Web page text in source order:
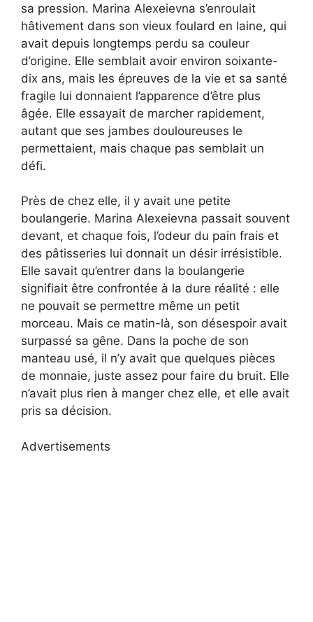
sa pression. Marina Alexeievna s’enroulait
hâtivement dans son vieux foulard en laine, qui
avait depuis longtemps perdu sa couleur
d’origine. Elle semblait avoir environ soixante-
dix ans, mais les épreuves de la vie et sa santé
fragile lui donnaient l’apparence d’être plus
âgée. Elle essayait de marcher rapidement,
autant que ses jambes douloureuses le
permettaient, mais chaque pas semblait un
défi.
Près de chez elle, il y avait une petite
boulangerie. Marina Alexeievna passait souvent
devant, et chaque fois, l’odeur du pain frais et
des pâtisseries lui donnait un désir irrésistible.
Elle savait qu’entrer dans la boulangerie
signifiait être confrontée à la dure réalité : elle
ne pouvait se permettre même un petit
morceau. Mais ce matin-là, son désespoir avait
surpassé sa gêne. Dans la poche de son
manteau usé, il n’y avait que quelques pièces
de monnaie, juste assez pour faire du bruit. Elle
n’avait plus rien à manger chez elle, et elle avait
pris sa décision.
Advertisements